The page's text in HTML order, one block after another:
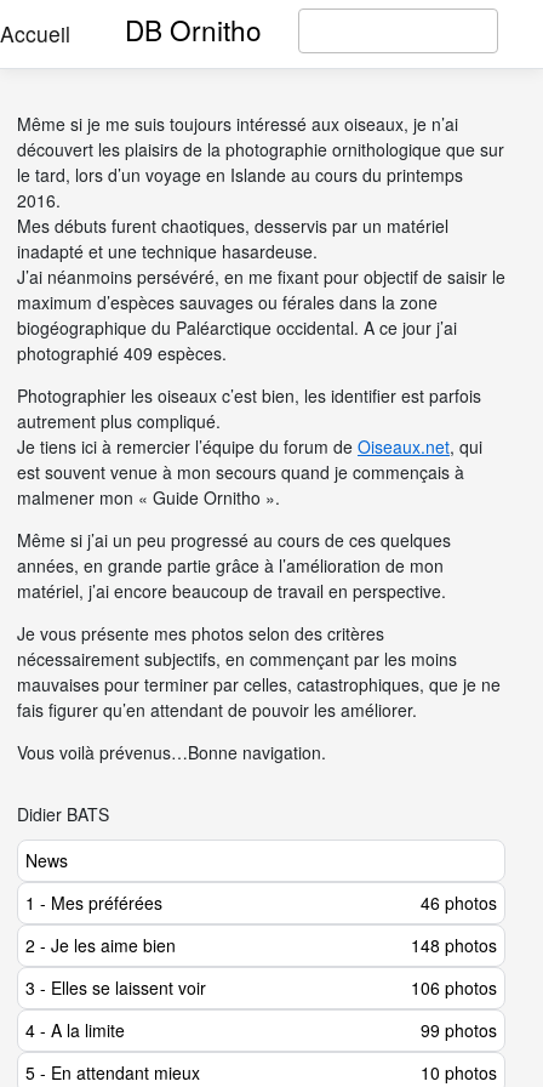
Accueil DB Ornitho
Même si je me suis toujours intéressé aux oiseaux, je n’ai
découvert les plaisirs de la photographie ornithologique que sur
le tard, lors d’un voyage en Islande au cours du printemps
2016.
Mes débuts furent chaotiques, desservis par un matériel
inadapté et une technique hasardeuse.
J’ai néanmoins persévéré, en me fixant pour objectif de saisir le
maximum d’espèces sauvages ou férales dans la zone
biogéographique du Paléarctique occidental. A ce jour j’ai
photographié 409 espèces.
Photographier les oiseaux c’est bien, les identifier est parfois
autrement plus compliqué.
Je tiens ici à remercier l’équipe du forum de Oiseaux.net, qui
est souvent venue à mon secours quand je commençais à
malmener mon « Guide Ornitho ».
Même si j’ai un peu progressé au cours de ces quelques
années, en grande partie grâce à l’amélioration de mon
matériel, j’ai encore beaucoup de travail en perspective.
Je vous présente mes photos selon des critères
nécessairement subjectifs, en commençant par les moins
mauvaises pour terminer par celles, catastrophiques, que je ne
fais figurer qu’en attendant de pouvoir les améliorer.
Vous voilà prévenus…Bonne navigation.
Didier BATS
News
1 - Mes préférées
46 photos
2 - Je les aime bien
148 photos
3 - Elles se laissent voir
106 photos
4 - A la limite
99 photos
5 - En attendant mieux
10 photos